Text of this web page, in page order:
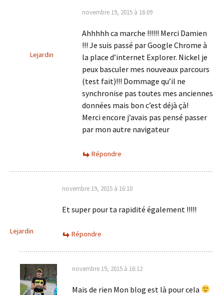
Lejardin
novembre 19, 2015 à 16:09
Ahhhhh ca marche !!!!!! Merci Damien
!!! Je suis passé par Google Chrome à
la place d’internet Explorer. Nickel je
peux basculer mes nouveaux parcours
(test fait)!!! Dommage qu’il ne
synchronise pas toutes mes anciennes
données mais bon c’est déjà çà!
Merci encore j’avais pas pensé passer
par mon autre navigateur
Répondre
Lejardin
novembre 19, 2015 à 16:10
Et super pour ta rapidité également !!!!!
Répondre
novembre 19, 2015 à 16:12
Mais de rien Mon blog est là pour cela